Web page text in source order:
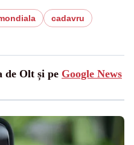
cadavru
de Olt și pe Google News